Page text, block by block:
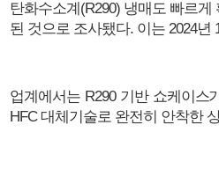
탄화수소계(R290) 냉매도 빠르
된 것으로 조사됐다. 이는 2024년
업계에서는 R290 기반 쇼케이스
HFC 대체기술로 완전히 안착한